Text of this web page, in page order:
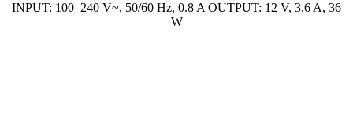
INPUT: 100–240 V~, 50/60 Hz, 0.8 A OUTPUT: 12 V, 3.6 A, 36
W